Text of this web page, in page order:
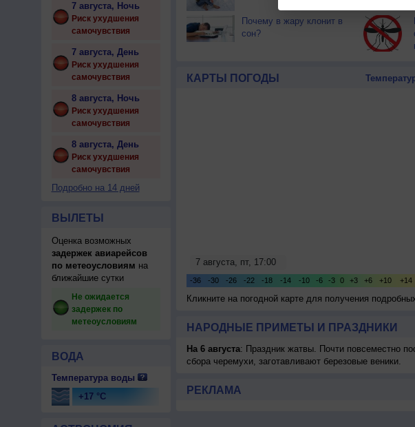
7 августа, Ночь
Риск ухудшения
самочувствия
7 августа, День
Риск ухудшения
самочувствия
8 августа, Ночь
Риск ухудшения
самочувствия
8 августа, День
Риск ухудшения
самочувствия
Подробно на 14 дней
ВЫЛЕТЫ
Оценка возможных
задержек авиарейсов
по метеоусловиям на
ближайшие сутки
Не ожидается
задержек по
метеоусловиям
ВОДА
Температура воды
+17 °C
Почему в жару клонит в
сон?
КАРТЫ ПОГОДЫ
Кликните на погодной карте для получения
НАРОДНЫЕ ПРИМЕТЫ И ПРАЗДНИКИ
На 6 августа: Праздник жатвы. Почти повсеместно
сбора черемухи, заготавливают березовые веники.
РЕКЛАМА